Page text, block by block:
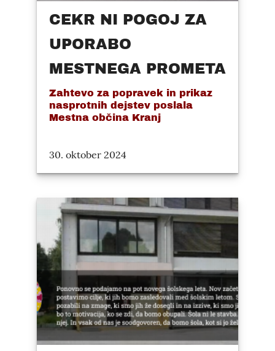
CEKR NI POGOJ ZA
UPORABO
MESTNEGA PROMETA
Zahtevo za popravek in prikaz
nasprotnih dejstev poslala
Mestna občina Kranj
30. oktober 2024